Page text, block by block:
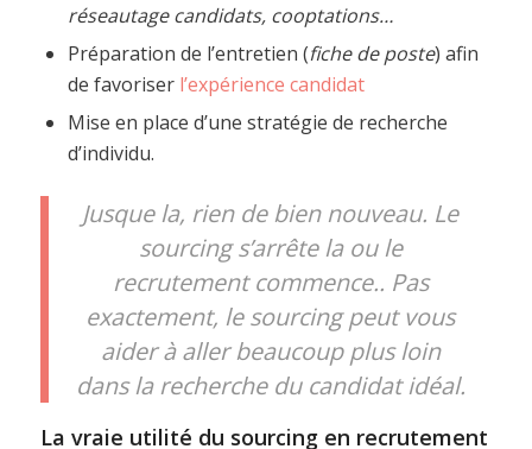
réseautage candidats, cooptations…
Préparation de l’entretien (fiche de poste) afin
de favoriser l’expérience candidat
Mise en place d’une stratégie de recherche
d’individu.
Jusque la, rien de bien nouveau. Le
sourcing s’arrête la ou le
recrutement commence.. Pas
exactement, le sourcing peut vous
aider à aller beaucoup plus loin
dans la recherche du candidat idéal.
La vraie utilité du sourcing en recrutement